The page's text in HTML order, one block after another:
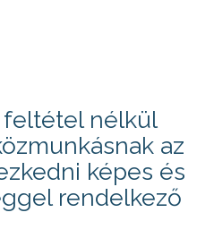
nélkül
az
képes és
rendelkező